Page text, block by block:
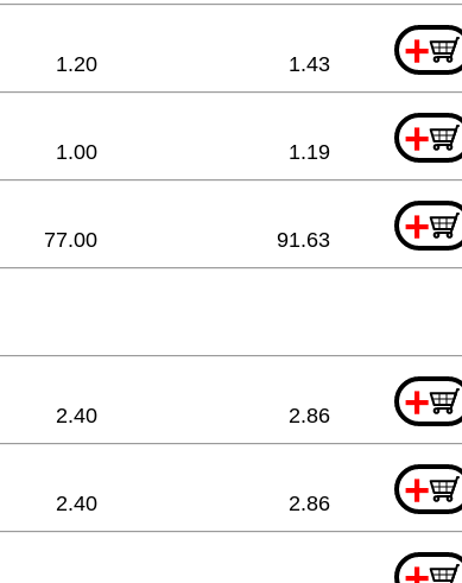
+
1.20 1.43
+
1.00 1.19
+
77.00 91.63
+
2.40 2.86
+
2.40 2.86